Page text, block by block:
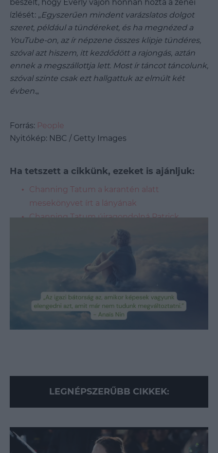
beszélt, hogy Everly vajon honnan hozta a zenei
ízlését: „Egyszerűen mindent varázslatos dolgot
szeret, például a tündéreket, és ha megnézed a
YouTube-on, az ír népzene összes klipje tündéres,
szóval azt hiszem, itt kezdődött a rajongás, aztán
ennek a megszállottja lett. Most ír táncot táncolunk,
szóval szinte csak ezt hallgattuk az elmúlt két
évben.„
Forrás: People
Nyitókép: NBC / Getty Images
Ha tetszett a cikkünk, ezeket is ajánljuk:
Channing Tatum a karantén alatt
mesekönyvet írt a lányának
Channing Tatum újragondolná Patrick
Swayze és Demi Moore ikonikus filmjét, a
Ryan Gosling már akkor tudta, hogy gyereket
akar Eva Mendes-től, amikor még csak
LEGNÉPSZERŰBB CIKKEK: